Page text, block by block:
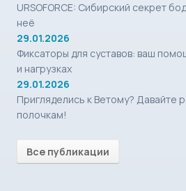
URSOFORCE: Сибирский секрет
неё
29.01.2026
Фиксаторы для суставов: ваш
и нагрузках
29.01.2026
Пригляделись к Ветому? Давайте
полочкам!
Все публикации